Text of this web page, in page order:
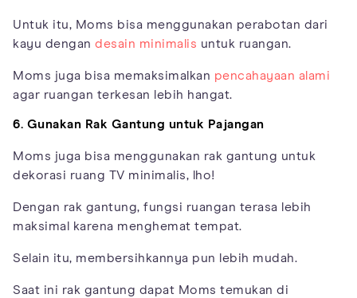
Untuk itu, Moms bisa menggunakan perabotan dari
kayu dengan desain minimalis untuk ruangan.
Moms juga bisa memaksimalkan pencahayaan alami
agar ruangan terkesan lebih hangat.
6. Gunakan Rak Gantung untuk Pajangan
Moms juga bisa menggunakan rak gantung untuk
dekorasi ruang TV minimalis, lho!
Dengan rak gantung, fungsi ruangan terasa lebih
maksimal karena menghemat tempat.
Selain itu, membersihkannya pun lebih mudah.
Saat ini rak gantung dapat Moms temukan di